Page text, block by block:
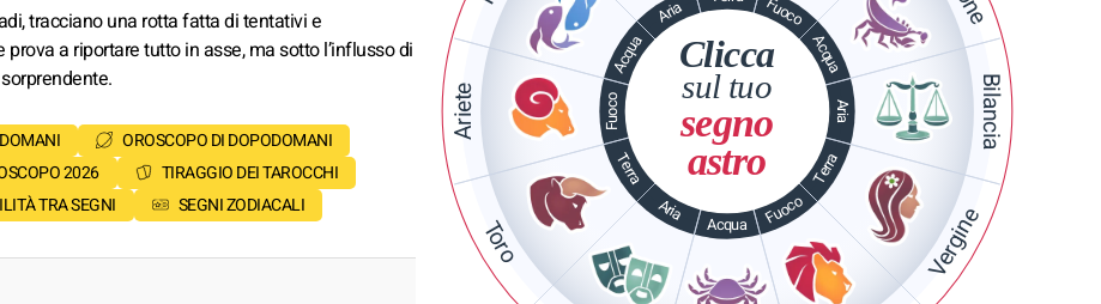
tracciano una rotta fatta di tentativi e
a riportare tutto in asse, ma sotto l’influsso di
OROSCOPO DI DOPODOMANI
2026
TIRAGGIO DEI TAROCCHI
TRA SEGNI SEGNI ZODIACALI
Ariete
Toro Vergine
Bilancia
Fuoco
Terra
Aria Acqua Fuoco
Terra
Aria
Acqua
Fuoco
Aria
Acqua Clicca
sul tuo
segno
astro